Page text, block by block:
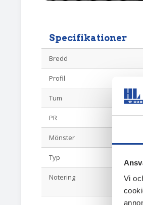
Vi
Specifikationer
Bredd
Profil
Tum
PR
Mönster
Typ
Notering